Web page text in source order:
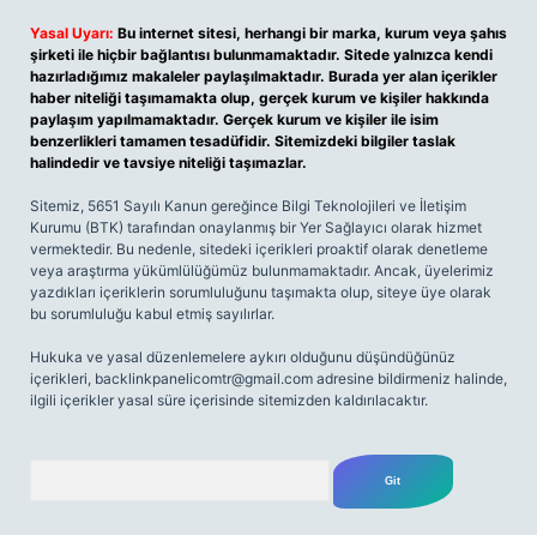
Yasal Uyarı: Bu internet sitesi, herhangi bir marka, kurum veya şahıs
şirketi ile hiçbir bağlantısı bulunmamaktadır. Sitede yalnızca kendi
hazırladığımız makaleler paylaşılmaktadır. Burada yer alan içerikler
haber niteliği taşımamakta olup, gerçek kurum ve kişiler hakkında
paylaşım yapılmamaktadır. Gerçek kurum ve kişiler ile isim
benzerlikleri tamamen tesadüfidir. Sitemizdeki bilgiler taslak
halindedir ve tavsiye niteliği taşımazlar.
Sitemiz, 5651 Sayılı Kanun gereğince Bilgi Teknolojileri ve İletişim
Kurumu (BTK) tarafından onaylanmış bir Yer Sağlayıcı olarak hizmet
vermektedir. Bu nedenle, sitedeki içerikleri proaktif olarak denetleme
veya araştırma yükümlülüğümüz bulunmamaktadır. Ancak, üyelerimiz
yazdıkları içeriklerin sorumluluğunu taşımakta olup, siteye üye olarak
bu sorumluluğu kabul etmiş sayılırlar.
Hukuka ve yasal düzenlemelere aykırı olduğunu düşündüğünüz
içerikleri, backlinkpanelicomtr@gmail.com adresine bildirmeniz halinde,
ilgili içerikler yasal süre içerisinde sitemizden kaldırılacaktır.